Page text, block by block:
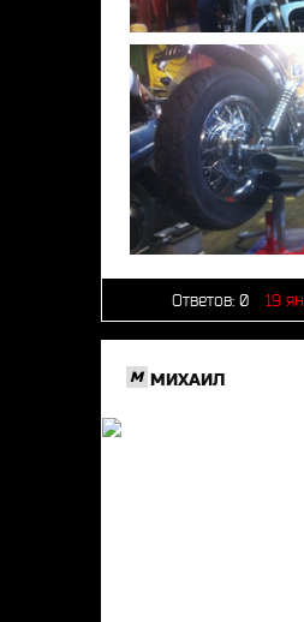
Ответов: 0 19
M МИХАИЛ